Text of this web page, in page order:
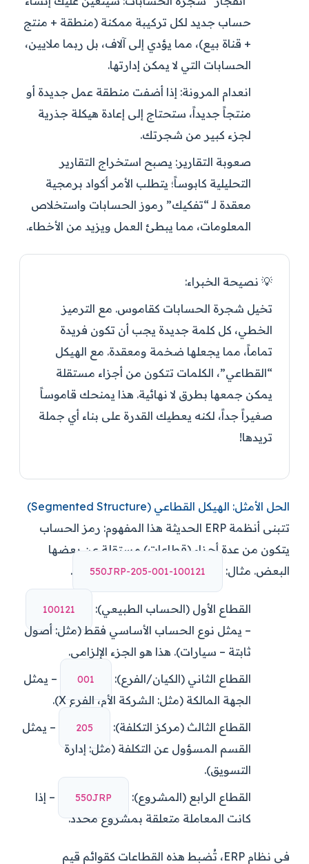
حساب جديد لكل تركيبة ممكنة (منطقة + منتج
+ قناة بيع)، مما يؤدي إلى آلاف، بل ربما ملايين،
الحسابات التي لا يمكن إدارتها.
انعدام المرونة: إذا أضفت منطقة عمل جديدة أو
منتجاً جديداً، ستحتاج إلى إعادة هيكلة جذرية
لجزء كبير من شجرتك.
صعوبة التقارير: يصبح استخراج التقارير
التحليلية كابوساً؛ يتطلب الأمر أكواد برمجية
معقدة لـ “تفكيك” رموز الحسابات واستخلاص
المعلومات، مما يبطئ العمل ويزيد من الأخطاء.
💡 نصيحة الخبراء:
تخيل شجرة الحسابات كقاموس. مع الترميز
الخطي، كل كلمة جديدة يجب أن تكون فريدة
تماماً، مما يجعلها ضخمة ومعقدة. مع الهيكل
“القطاعي”، الكلمات تتكون من أجزاء مستقلة
يمكن جمعها بطرق لا نهائية. هذا يمنحك قاموساً
صغيراً جداً، لكنه يعطيك القدرة على بناء أي جملة
تريدها!
الحل الأمثل: الهيكل القطاعي (Segmented Structure)
تتبنى أنظمة ERP الحديثة هذا المفهوم: رمز الحساب
يتكون من عدة أجزاء (قطاعات) مستقلة عن بعضها
البعض. مثال:
121001-100-502-PRJ055
.
القطاع الأول (الحساب الطبيعي): 121001
– يمثل نوع الحساب الأساسي فقط (مثل: أصول
ثابتة – سيارات). هذا هو الجزء الإلزامي.
القطاع الثاني (الكيان/الفرع):
100
– يمثل
الجهة المالكة (مثل: الشركة الأم، الفرع X).
القطاع الثالث (مركز التكلفة):
502
– يمثل
القسم المسؤول عن التكلفة (مثل: إدارة
التسويق).
القطاع الرابع (المشروع):
PRJ055
– إذا
كانت المعاملة متعلقة بمشروع محدد.
في نظام ERP، تُضبط هذه القطاعات كقوائم قيم